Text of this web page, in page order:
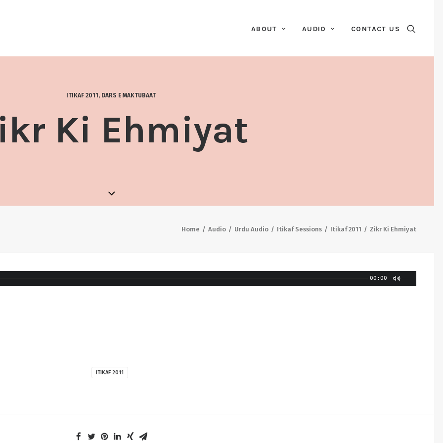
ABOUT AUDIO CONTACT US
ITIKAF 2011 , DARS E MAKTUBAAT
Ki Ehmiyat
Home Audio Urdu Audio Itikaf Sessions Itikaf 2011 Zikr Ki Ehmiyat
00:00
ITIKAF 2011